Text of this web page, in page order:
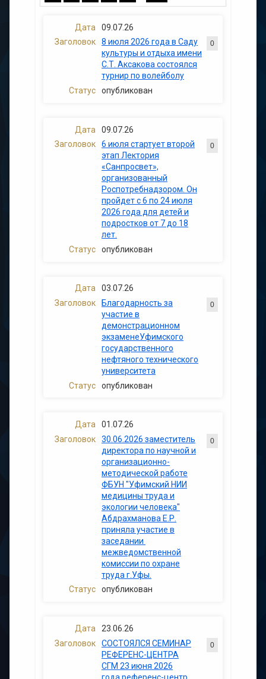
09.07.26
8 июля 2026 года в Саду
культуры и отдыха имени
С.Т. Аксакова состоялся
турнир по волейболу
0
опубликован
09.07.26
6 июля стартует второй
этап Лектория
«Санпросвет»,
организованный
Роспотребнадзором. Он
пройдет с 6 по 24 июля
2026 года для детей и
подростков от 7 до 18
лет.
0
опубликован
03.07.26
Благодарность за
участие в
демонстрационном
экзаменеУфимского
государственного
нефтяного технического
университета
0
опубликован
01.07.26
30.06.2026 заместитель
директора по научной и
организационно-
методической работе
ФБУН "Уфимский НИИ
медицины труда и
экологии человека"
Абдрахманова Е.Р.
приняла участие в
заседании
межведомственной
комиссии по охране
труда г.Уфы.
0
опубликован
23.06.26
СОСТОЯЛСЯ СЕМИНАР
РЕФЕРЕНС-ЦЕНТРА
СГМ 23 июня 2026
года референс-центр
0